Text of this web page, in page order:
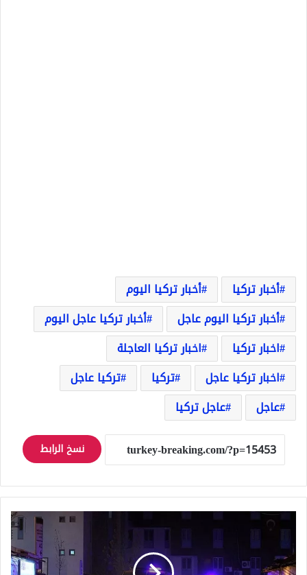
أخبار تركيا
أخبار تركيا اليوم
أخبار تركيا اليوم عاجل
أخبار تركيا عاجل اليوم
اخبار تركيا
اخبار تركيا العاجلة
اخبار تركيا عاجل
تركيا
تركيا عاجل
عاجل
عاجل تركيا
نسخ الرابط
انفجار
في
ثكنة
عسكرية